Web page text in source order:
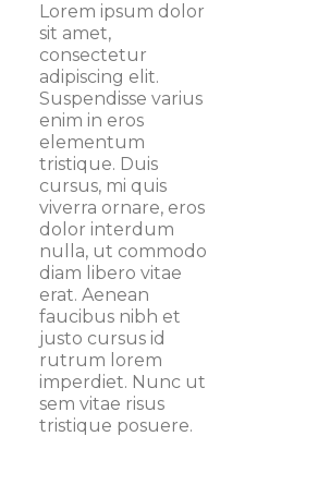
Lorem ipsum dolor
sit amet,
consectetur
adipiscing elit.
Suspendisse varius
enim in eros
elementum
tristique. Duis
cursus, mi quis
viverra ornare, eros
dolor interdum
nulla, ut commodo
diam libero vitae
erat. Aenean
faucibus nibh et
justo cursus id
rutrum lorem
imperdiet. Nunc ut
sem vitae risus
tristique posuere.